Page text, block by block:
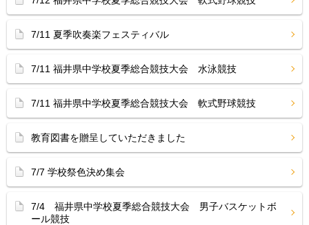
7/11 夏季吹奏楽フェスティバル
7/11 福井県中学校夏季総合競技大会 水泳競技
7/11 福井県中学校夏季総合競技大会 軟式野球競技
教育図書を贈呈していただきました
7/7 学校祭色決め集会
7/4 福井県中学校夏季総合競技大会 男子バスケットボ
ール競技